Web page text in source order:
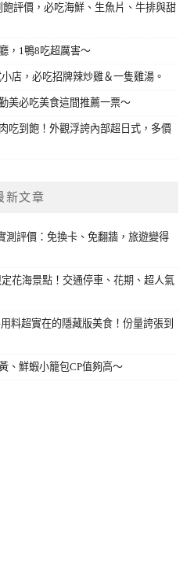
評價，必吃海鮮、生魚片、牛排與甜
，1鴨8吃超厲害～
店，必吃招牌辣炒雞＆一隻雞湯。
美必吃美食這間推薦一票～
吃到飽！外觀浮誇內部超日式，多價
新文章
測評價：免換卡、免翻牆，旅遊變得
花海景點！交通停車、花期、超人氣
料超實在的隱藏版美食！份量誇張到
、鮮蝦小籠包CP值夠高～